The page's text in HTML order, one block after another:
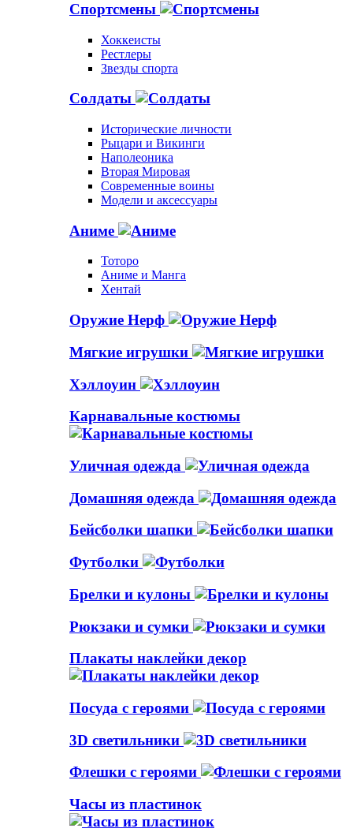
Спортсмены
Хоккеисты
Рестлеры
Звезды спорта
Солдаты
Исторические личности
Рыцари и Викинги
Наполеоника
Вторая Мировая
Современные воины
Модели и аксессуары
Аниме
Тоторо
Аниме и Манга
Хентай
Оружие Нерф
Мягкие игрушки
Хэллоуин
Карнавальные костюмы
Уличная одежда
Домашняя одежда
Бейсболки шапки
Футболки
Брелки и кулоны
Рюкзаки и сумки
Плакаты наклейки декор
Посуда с героями
3D светильники
Флешки с героями
Часы из пластинок